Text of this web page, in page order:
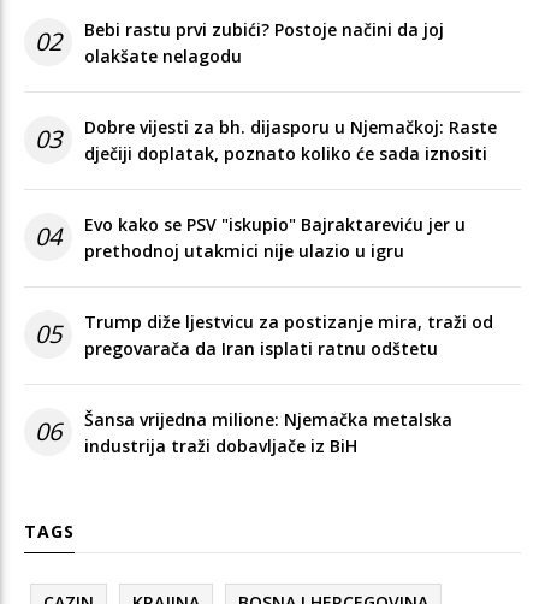
02
Bebi rastu prvi zubići? Postoje načini da joj
olakšate nelagodu
03
Dobre vijesti za bh. dijasporu u Njemačkoj: Raste
dječiji doplatak, poznato koliko će sada iznositi
04
Evo kako se PSV "iskupio" Bajraktareviću jer u
prethodnoj utakmici nije ulazio u igru
05
Trump diže ljestvicu za postizanje mira, traži od
pregovarača da Iran isplati ratnu odštetu
06
Šansa vrijedna milione: Njemačka metalska
industrija traži dobavljače iz BiH
TAGS